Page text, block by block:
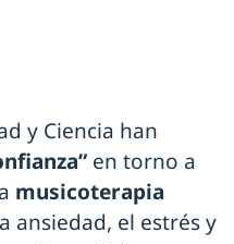
y Ciencia han
en torno a
musicoterapia
ansiedad, el estrés y